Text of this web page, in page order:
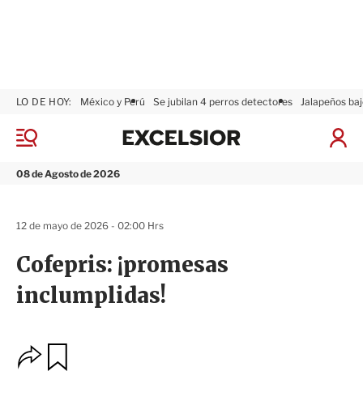
M
n
08 de Agosto de 2026
LO DE HOY: México y Perú Se jubilan 4 perros detectores Jalapeños
I
x
Cofepris: ¡promesas
inclumplidas!
12 de mayo de 2026 - 02:00 Hrs
O
p